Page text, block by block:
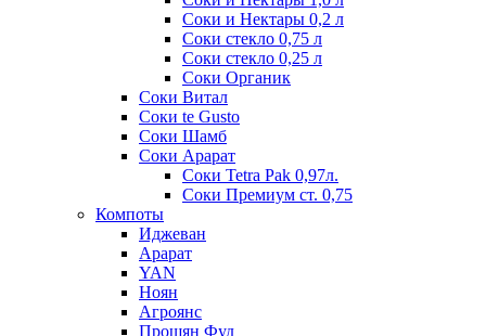
Соки и Нектары 0,2 л
Соки стекло 0,75 л
Соки стекло 0,25 л
Соки Органик
Соки Витал
Соки te Gusto
Соки Шамб
Соки Арарат
Соки Tetra Pak 0,97л.
Соки Премиум ст. 0,75
Компоты
Иджеван
Арарат
YAN
Ноян
Агроянс
Прошян Фуд